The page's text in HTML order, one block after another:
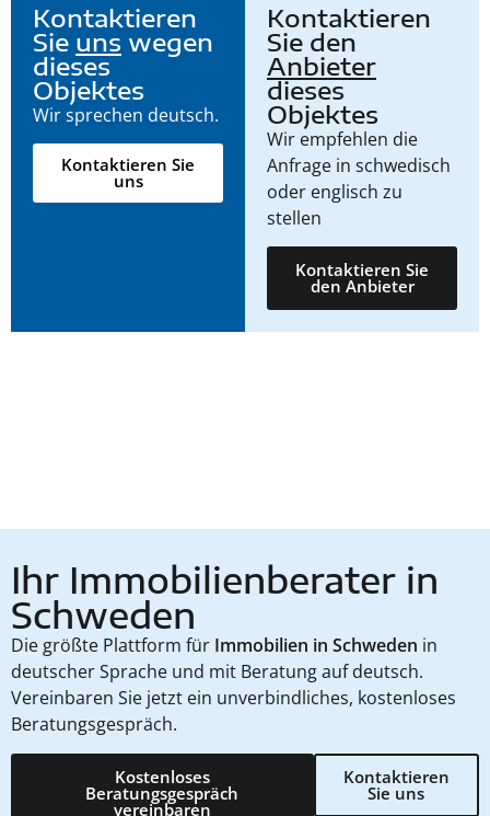
Kontaktieren
Sie uns wegen
dieses
Objektes
Wir sprechen deutsch.
Kontaktieren Sie
uns
Kontaktieren
Sie den
Anbieter
dieses
Objektes
Wir empfehlen die
Anfrage in schwedisch
oder englisch zu
stellen
Kontaktieren Sie
den Anbieter
Ihr Immobilienberater in
Schweden
Die größte Plattform für Immobilien in Schweden in
deutscher Sprache und mit Beratung auf deutsch.
Vereinbaren Sie jetzt ein unverbindliches, kostenloses
Beratungsgespräch.
Kostenloses
Beratungsgespräch
vereinbaren
Kontaktieren
Sie uns